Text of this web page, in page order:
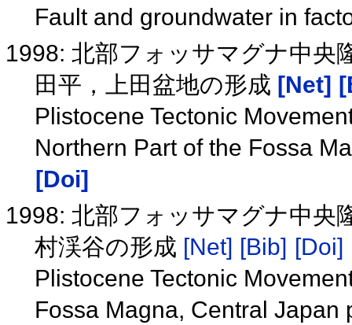
Fault and groundwater in
1998: 北部フォッサマグナ中央
田平，上田盆地の形成 [Net]
Plistocene Tectonic
Northern Part of the Fossa
[Doi]
1998: 北部フォッサマグナ中央
村渓谷の形成 [Net] [Bib] [Doi]
Plistocene Tectonic
Fossa Magna, Central Japan